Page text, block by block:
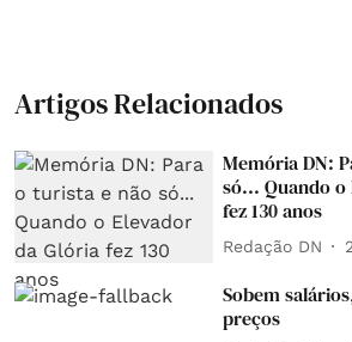
Artigos Relacionados
Memória DN:
só... Quando
fez 130 anos
Redação DN
Sobem
preços